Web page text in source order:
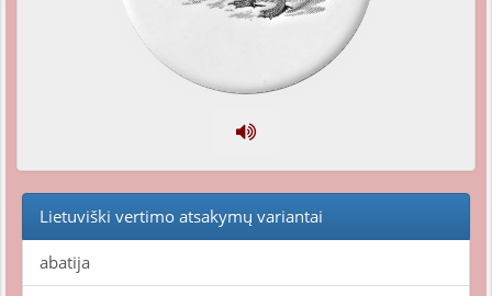
Lietuviški vertimo atsakymų variantai
abatija